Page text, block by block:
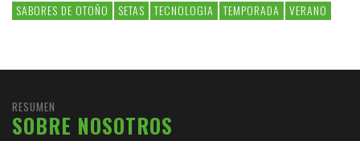
SABORES DE OTOÑO
SETAS TECNOLOGIA TEMPORADA VERANO
RESUMEN
SOBRE NOSOTROS